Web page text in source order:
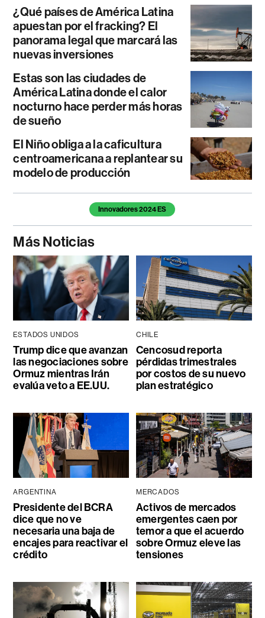
¿Qué países de América Latina
apuestan por el fracking? El
panorama legal que marcará las
nuevas inversiones
Estas son las ciudades de
América Latina donde el calor
nocturno hace perder más horas
de sueño
El Niño obliga a la caficultura
centroamericana a replantear su
modelo de producción
Temas de este artículoInnovadores 2024 ES
Más Noticias
ESTADOS UNIDOS
Trump dice que avanzan
las negociaciones sobre
Ormuz mientras Irán
evalúa veto a EE.UU.
CHILE
Cencosud reporta
pérdidas trimestrales
por costos de su nuevo
plan estratégico
ARGENTINA
Presidente del BCRA
dice que no ve
necesaria una baja de
encajes para reactivar el
crédito
MERCADOS
Activos de mercados
emergentes caen por
temor a que el acuerdo
sobre Ormuz eleve las
tensiones